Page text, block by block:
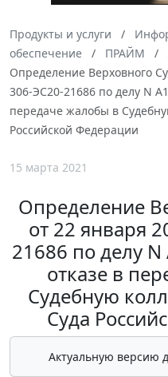
Продукты и услуги
обеспечение
ПРАЙМ
Определение Верховного
306-ЭС20-21686 по делу N
передаче жалобы в
Российской Федерации
15 марта 2021
Определение
от 22 января
21686 по делу
отказе в
Судебную
Суда
Актуальную версию